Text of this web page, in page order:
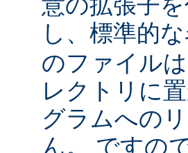
し、標準的
のファイル
レクトリに
グラムへの
ん。 ですの